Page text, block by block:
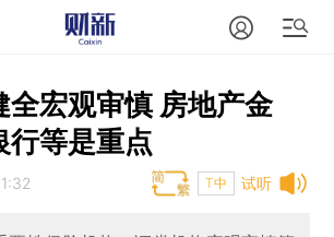
全宏观审慎 房地产金
行等是重点
试听
T中